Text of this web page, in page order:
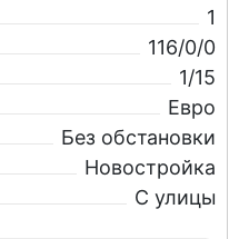
1
116/0/0
1/15
Евро
Без обстановки
Новостройка
С улицы